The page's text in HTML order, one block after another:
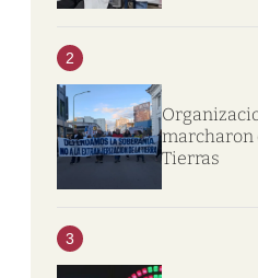
2
marcharon
Tierras
3